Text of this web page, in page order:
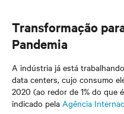
Transformação
Pandemia
A indústria já está
data centers, cujo consumo
2020 (ao redor de 1% do que
indicado pela Agência